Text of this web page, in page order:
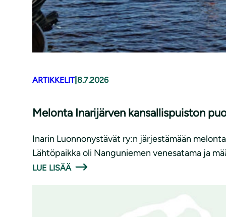
ARTIKKELIT| 8.7.2026
Melonta Inarijärven kansallispuiston
Inarin Luonnonystävät ry:n järjestämään
Lähtöpaikka oli Nanguniemen venesatama ja
LUE LISÄÄ